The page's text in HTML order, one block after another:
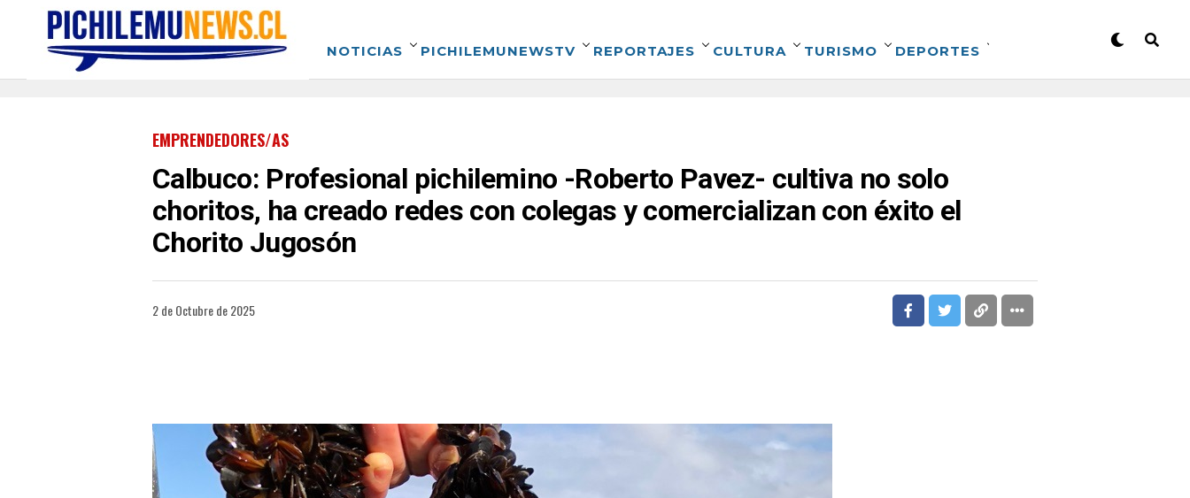
NOTICIAS PICHILEMUNEWSTV REPORTAJES CULTURA TURISMO DEPORTES
EMPRENDEDORES/AS
Calbuco: Profesional pichilemino -Roberto Pavez- cultiva no solo
choritos, ha creado redes con colegas y comercializan con éxito el
Chorito Jugosón
2 de Octubre de 2025